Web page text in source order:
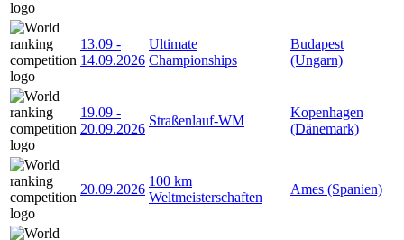
13.09 -
14.09.2026
Ultimate
Championships
Budapest
(Ungarn)
19.09 -
20.09.2026
Straßenlauf-WM
Kopenhagen
(Dänemark)
20.09.2026
100 km
Weltmeisterschaften
Ames (Spanien)